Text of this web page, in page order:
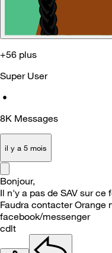
+56 plus
Super User
•
8K Messages
il y a 5 mois
Bonjour,
Il n'y a pas de SAV sur ce
Faudra contacter Orange
facebook/messenger
cdlt